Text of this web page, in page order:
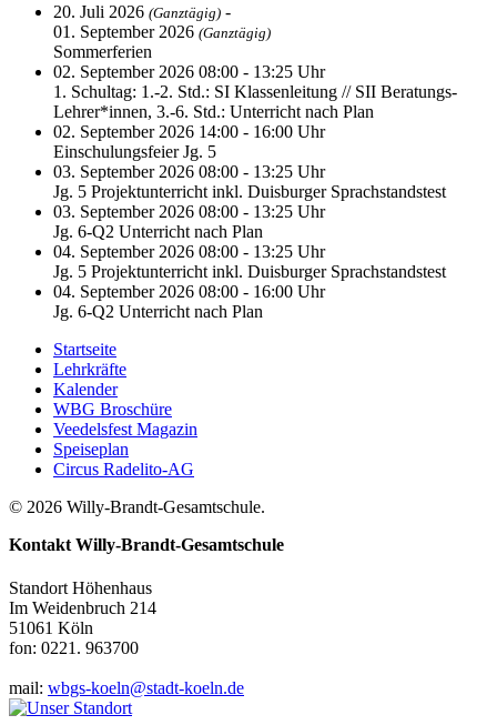
20. Juli 2026 (Ganztägig) -
01. September 2026 (Ganztägig)
Sommerferien
02. September 2026 08:00 - 13:25 Uhr
1. Schultag: 1.-2. Std.: SI Klassenleitung // SII Beratungs-
Lehrer*innen, 3.-6. Std.: Unterricht nach Plan
02. September 2026 14:00 - 16:00 Uhr
Einschulungsfeier Jg. 5
03. September 2026 08:00 - 13:25 Uhr
Jg. 5 Projektunterricht inkl. Duisburger Sprachstandstest
03. September 2026 08:00 - 13:25 Uhr
Jg. 6-Q2 Unterricht nach Plan
04. September 2026 08:00 - 13:25 Uhr
Jg. 5 Projektunterricht inkl. Duisburger Sprachstandstest
04. September 2026 08:00 - 16:00 Uhr
Jg. 6-Q2 Unterricht nach Plan
Startseite
Lehrkräfte
Kalender
WBG Broschüre
Veedelsfest Magazin
Speiseplan
Circus Radelito-AG
© 2026 Willy-Brandt-Gesamtschule.
Kontakt Willy-Brandt-Gesamtschule
Standort Höhenhaus
Im Weidenbruch 214
51061 Köln
fon: 0221. 963700
mail: wbgs-koeln@stadt-koeln.de